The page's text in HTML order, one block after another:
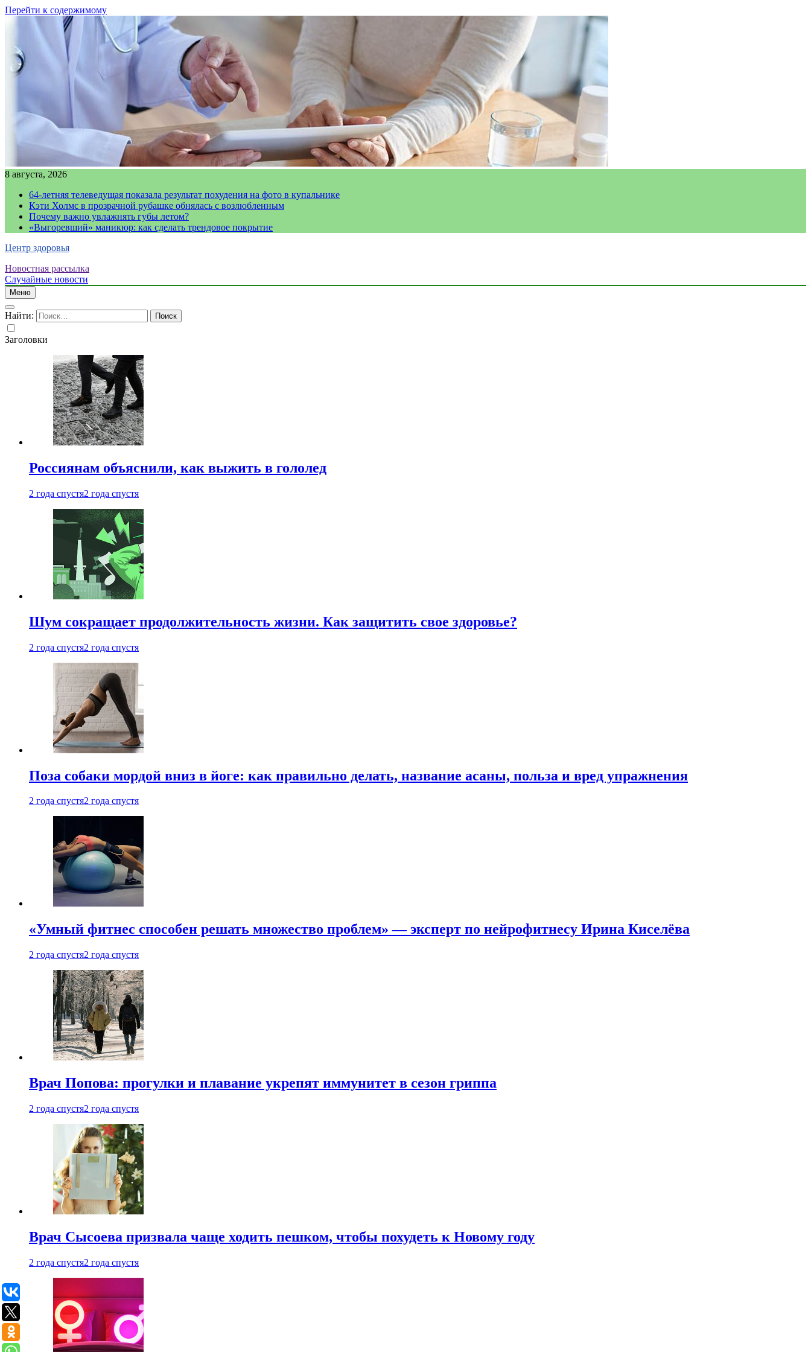
Перейти к содержимому
8 августа, 2026
64-летняя телеведущая показала результат похудения на фото в купальнике
Кэти Холмс в прозрачной рубашке обнялась с возлюбленным
Почему важно увлажнять губы летом?
«Выгоревший» маникюр: как сделать трендовое покрытие
Центр здоровья
Новостная рассылка
Случайные новости
Меню
Найти:
Заголовки
Россиянам объяснили, как выжить в гололед
2 года спустя2 года спустя
Шум сокращает продолжительность жизни. Как защитить свое здоровье?
2 года спустя2 года спустя
Поза собаки мордой вниз в йоге: как правильно делать, название асаны, польза и вред упражнения
2 года спустя2 года спустя
«Умный фитнес способен решать множество проблем» — эксперт по нейрофитнесу Ирина Киселёва
2 года спустя2 года спустя
Врач Попова: прогулки и плавание укрепят иммунитет в сезон гриппа
2 года спустя2 года спустя
Врач Сысоева призвала чаще ходить пешком, чтобы похудеть к Новому году
2 года спустя2 года спустя